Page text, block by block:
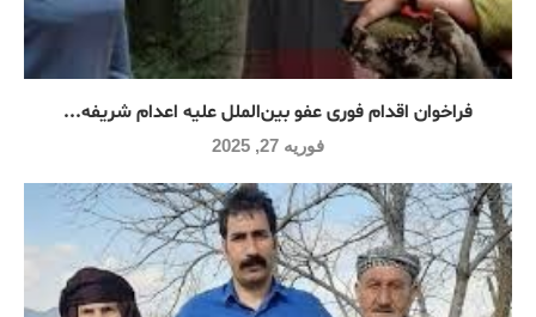
فراخوان اقدام فوری عفو بین‌الملل علیه اعدام شریفه...
فوریه 27, 2025